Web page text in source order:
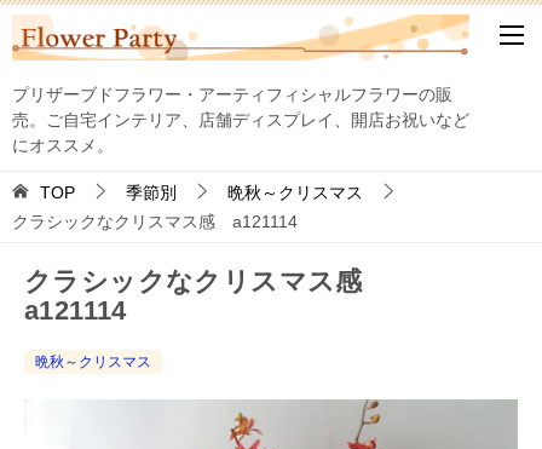
プリザーブドフラワー・アーティフィシャルフラワーの販
売。ご自宅インテリア、店舗ディスプレイ、開店お祝いなど
にオススメ。
TOP 季節別
晩秋～クリスマス
クラシックなクリスマス感 a121114
クラシックなクリスマス感
a121114
晩秋～クリスマス